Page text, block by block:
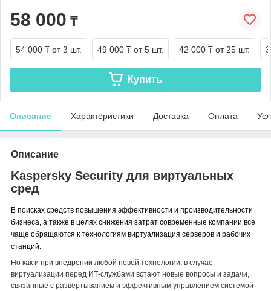
58 000 ₸
54 000 ₸ от 3 шт. 49 000 ₸ от 5 шт. 42 000 ₸ от 25 шт.
Купить
Описание Характеристики Доставка Оплата
Описание
Kaspersky Security для виртуальных
сред
В поисках средств повышения эффективности и производительности
бизнеса, а также в целях снижения затрат современные компании все
чаще обращаются к технологиям виртуализация серверов и рабочих
станций.
Но как и при внедрении любой новой технологии, в случае
виртуализации перед ИТ-службами встают новые вопросы и задачи,
связанные с развертыванием и эффективным управлением системой